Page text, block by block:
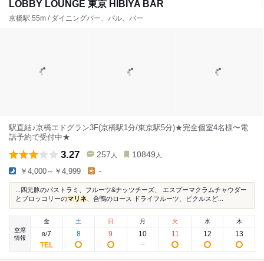
LOBBY LOUNGE 東京 HIBIYA BAR
京橋駅 55m / ダイニングバー、バル、バー
駅直結♪京橋エドグラン3F(京橋駅1分/東京駅5分)★完全個室4名様〜電
話予約で受付中★
3.27 257 人 10849 人
￥4,000～￥4,999 -
...四元豚のパストラミ、フルーツ&ナッツチーズ、 エスプーマクラムチャウダー
とブロッコリーのマリネ 、合鴨のロース ドライフルーツ、ピクルスど...
空席
情報
金
8/7
土
8
日
9
月
10
火
11
水
12
木
13